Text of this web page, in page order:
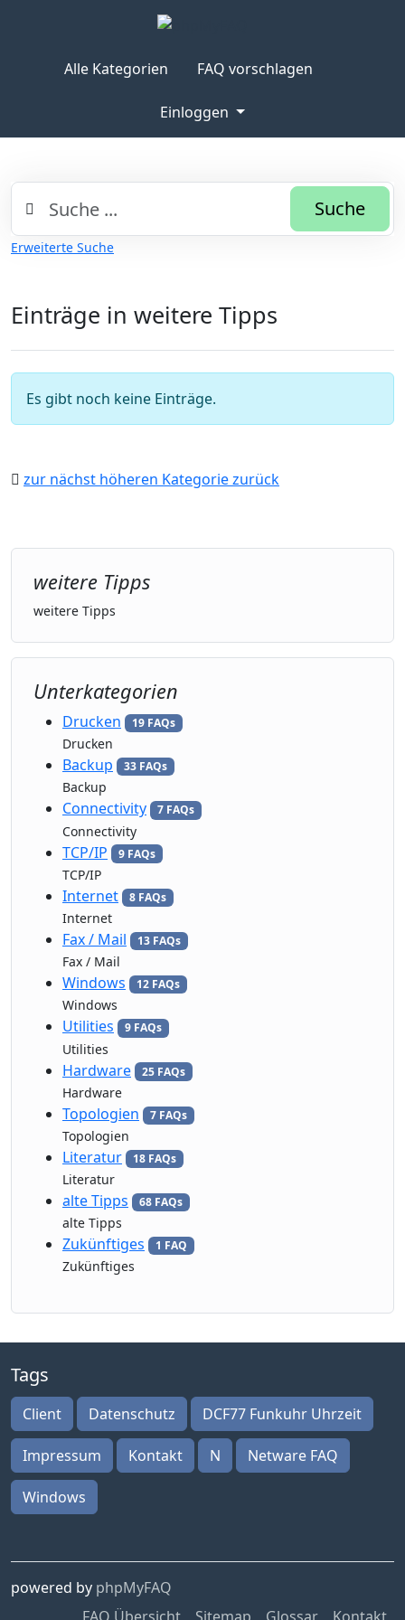
Alle Kategorien FAQ vorschlagen
Einloggen
Suche
Erweiterte Suche
Einträge in weitere Tipps
Es gibt noch keine Einträge.
zur nächst höheren Kategorie zurück
weitere Tipps
weitere Tipps
Unterkategorien
Drucken 19 FAQs
Drucken
Backup 33 FAQs
Backup
Connectivity 7 FAQs
Connectivity
TCP/IP 9 FAQs
TCP/IP
Internet 8 FAQs
Internet
Fax / Mail 13 FAQs
Fax / Mail
Windows 12 FAQs
Windows
Utilities 9 FAQs
Utilities
Hardware 25 FAQs
Hardware
Topologien 7 FAQs
Topologien
Literatur 18 FAQs
Literatur
alte Tipps 68 FAQs
alte Tipps
Zukünftiges 1 FAQ
Zukünftiges
Tags
Client Datenschutz DCF77 Funkuhr Uhrzeit
Impressum Kontakt N Netware FAQ
Windows
powered by phpMyFAQ